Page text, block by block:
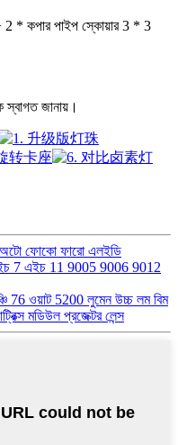
2 * কপার পাইপ স্কোয়ার 3 * 3
জানায়।
অটো ফোকো ফারো এলইডি
7 এইচ 11 9005 9006 9012
76 ওয়াট 5200 লুমেন উচ্চ লম বিম
মডিউল প্রজেক্টর লেন্স